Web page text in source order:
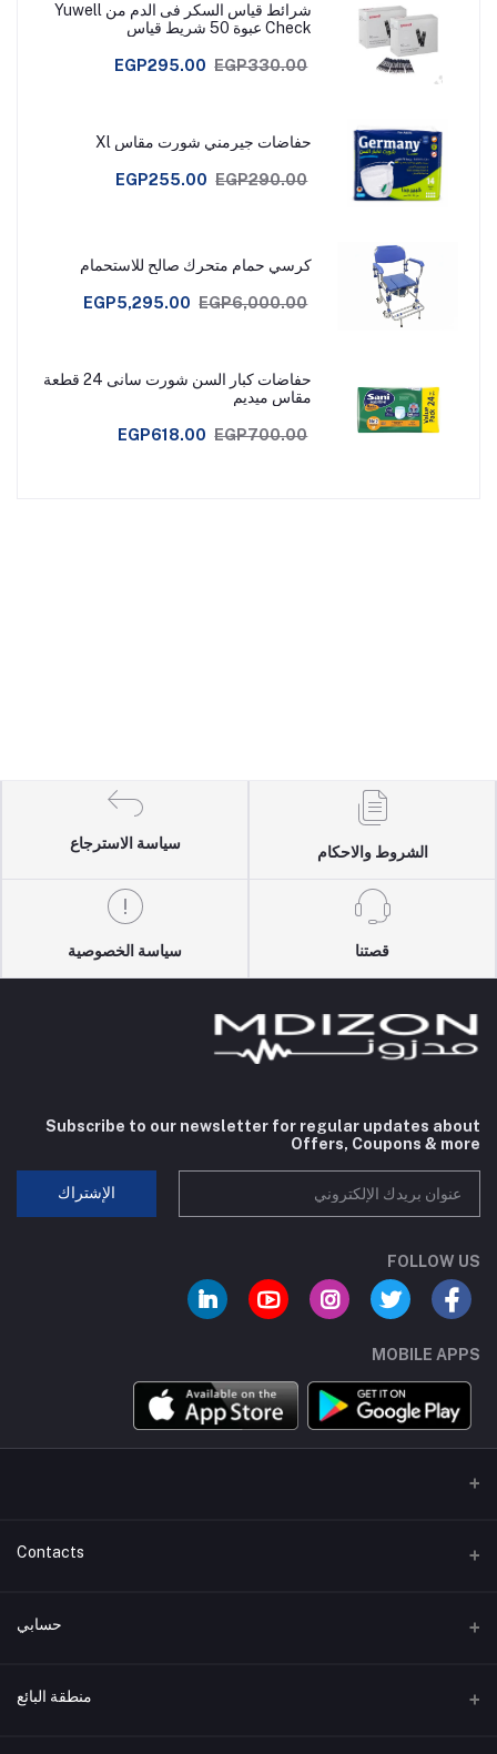
شرائط قياس السكر فى الدم من Yuwell
Check عبوة 50 شريط قياس
EGP295.00 EGP330.00
حفاضات جيرمني شورت مقاس Xl
EGP255.00 EGP290.00
كرسي حمام متحرك صالح للاستحمام
EGP5,295.00 EGP6,000.00
حفاضات كبار السن شورت سانى 24 قطعة
مقاس ميديم
EGP618.00 EGP700.00
الشروط والاحكام
سياسة الاسترجاع
قصتنا سياسة الخصوصية
Subscribe to our newsletter for regular updates about
Offers, Coupons & more
الإشتراك
FOLLOW US
MOBILE APPS
Contacts
عنوان
+01007744462
حسابي
تسجيل الدخول منطقة البائع